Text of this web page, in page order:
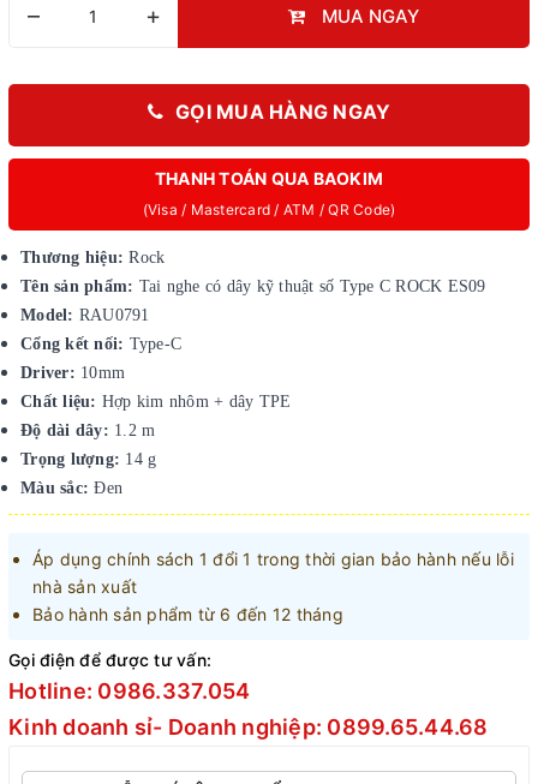
– + MUA NGAY
GỌI MUA HÀNG NGAY
THANH TOÁN QUA BAOKIM
(Visa / Mastercard / ATM / QR Code)
Thương hiệu: Rock
Tên sản phẩm: Tai nghe có dây kỹ thuật số Type C ROCK ES09
Model: RAU0791
Cổng kết nối: Type-C
Driver: 10mm
Chất liệu: Hợp kim nhôm + dây TPE
Độ dài dây: 1.2 m
Trọng lượng: 14 g
Màu sắc:Đen
Áp dụng chính sách 1 đổi 1 trong thời gian bảo hành nếu lỗi
nhà sản xuất
Bảo hành sản phẩm từ 6 đến 12 tháng
Gọi điện để được tư vấn:
Hotline: 0986.337.054
Kinh doanh sỉ- Doanh nghiệp: 0899.65.44.68